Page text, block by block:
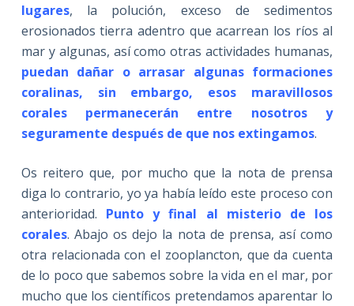
lugares, la polución, exceso de sedimentos
erosionados tierra adentro que acarrean los ríos al
mar y algunas, así como otras actividades humanas,
puedan dañar o arrasar algunas formaciones
coralinas, sin embargo, esos maravillosos
corales permanecerán entre nosotros y
seguramente después de que nos extingamos.
Os reitero que, por mucho que la nota de prensa
diga lo contrario, yo ya había leído este proceso con
anterioridad. Punto y final al misterio de los
corales. Abajo os dejo la nota de prensa, así como
otra relacionada con el zooplancton, que da cuenta
de lo poco que sabemos sobre la vida en el mar, por
mucho que los científicos pretendamos aparentar lo